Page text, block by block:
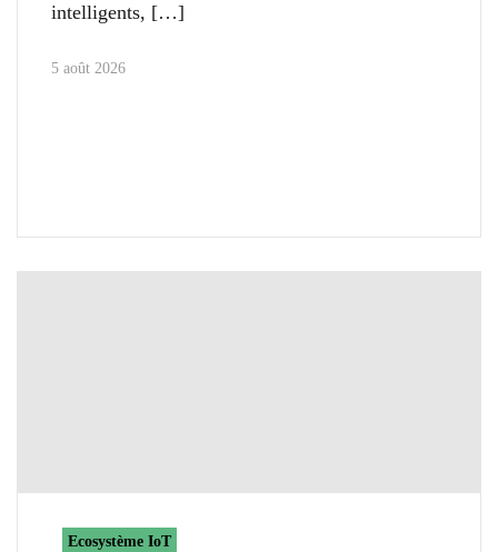
intelligents,
5 août 2026
Ecosystème IoT